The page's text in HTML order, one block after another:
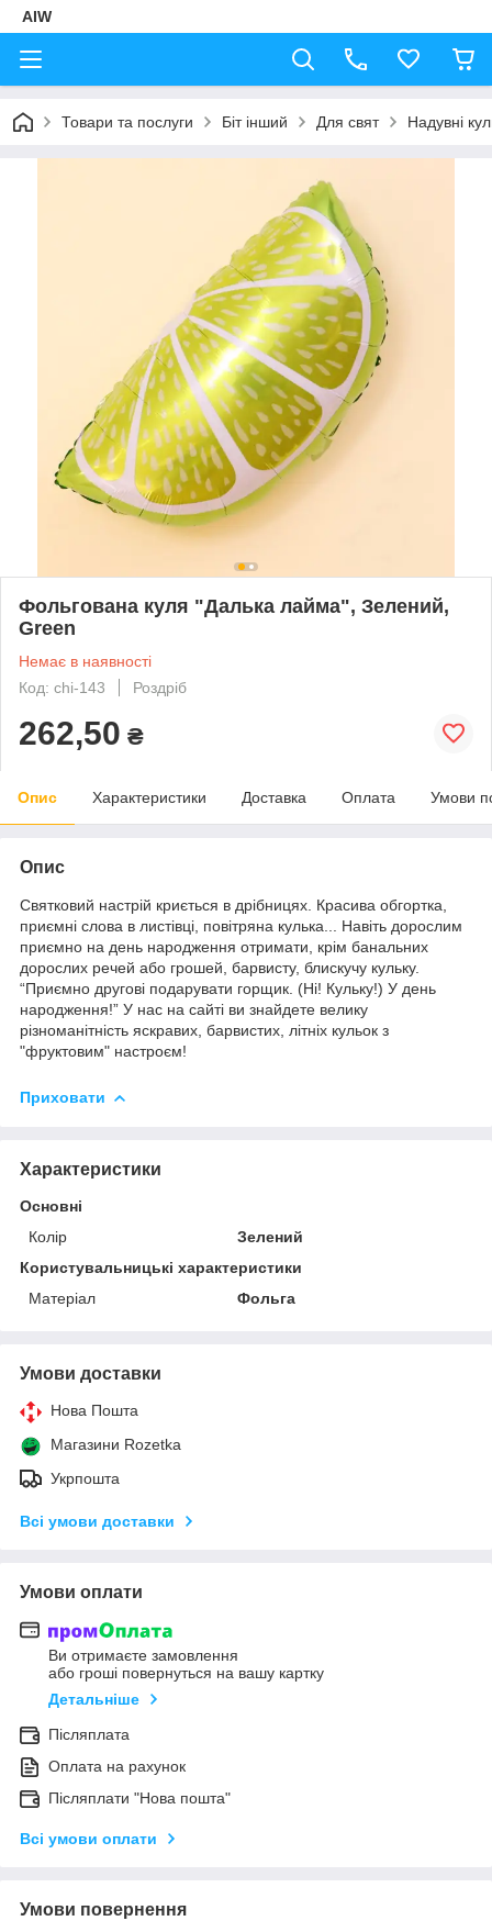
AIW
Товари та послуги Біт інший Для свят Надувні
Фольгована куля "Далька лайма", Зелений,
Green
Немає в наявності
Код: chi-143
Роздріб
262,50 ₴
Опис Характеристики Доставка Оплата Умови
Опис
Святковий настрій криється в дрібницях. Красива обгортка,
приємні слова в листівці, повітряна кулька... Навіть дорослим
приємно на день народження отримати, крім банальних
дорослих речей або грошей, барвисту, блискучу кульку.
“Приємно другові подарувати горщик. (Ні! Кульку!) У день
народження!” У нас на сайті ви знайдете велику
різноманітність яскравих, барвистих, літніх кульок з
"фруктовим" настроєм!
Приховати
Характеристики
Основні
Колір
Зелений
Користувальницькі характеристики
Матеріал
Фольга
Умови доставки
Нова Пошта
Магазини Rozetka
Укрпошта
Всі умови доставки
Умови оплати
Ви отримаєте замовлення
або гроші повернуться на вашу картку
Детальніше
Післяплата
Оплата на рахунок
Післяплати "Нова пошта"
Всі умови оплати
Умови повернення